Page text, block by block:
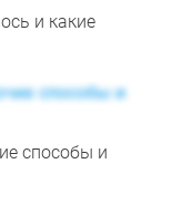
и какие
способы и